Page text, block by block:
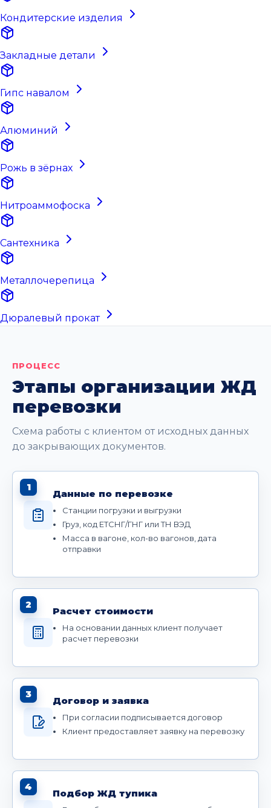
Кондитерские изделия
Закладные детали
Гипс навалом
Алюминий
Рожь в зёрнах
Нитроаммофоска
Сантехника
Металлочерепица
Дюралевый прокат
ПРОЦЕСС
Этапы организации ЖД
перевозки
Схема работы с клиентом от исходных данных
до закрывающих документов.
1
Данные по перевозке
Станции погрузки и выгрузки
Груз, код ЕТСНГ/ГНГ или ТН ВЭД
Масса в вагоне, кол-во вагонов, дата
отправки
2
Расчет стоимости
На основании данных клиент получает
расчет перевозки
3
Договор и заявка
При согласии подписывается договор
Клиент предоставляет заявку на перевозку
4
Подбор ЖД тупика